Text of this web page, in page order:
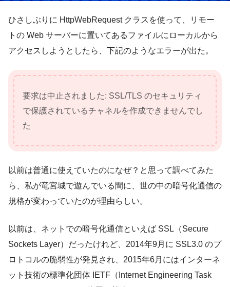
ひさしぶりに HttpWebRequest クラスを使って、リモー
トの Web サーバーに置いてあるファイルにローカルから
アクセスしようとしたら、下記のようなエラーが出た。
要求は中止されました: SSL/TLS のセキュリティ
で保護されているチャネルを作成できませんでし
た
以前は普通に使えていたのになぜ？と思って調べてみた
ら、私が竜宮城で遊んでいる間に、世の中の暗号化通信の
規格が変わっていたのが理由らしい。
以前は、ネットでの暗号化通信といえば SSL（Secure
Sockets Layer）だったけれど、2014年9月に SSL3.0 のプ
ロトコルの脆弱性が発見され、2015年6月にはインターネ
ット技術の標準化団体 IETF（Internet Engineering Task